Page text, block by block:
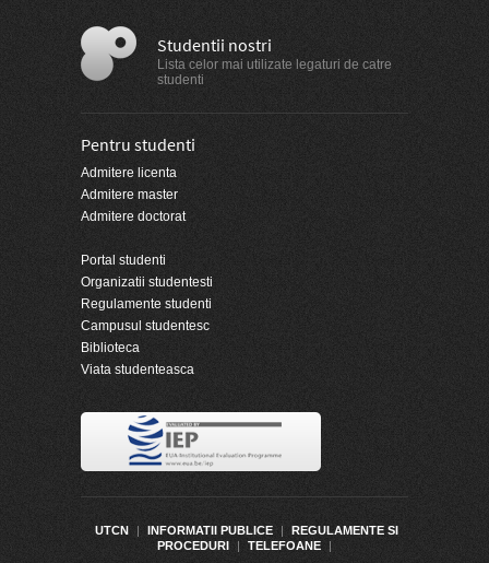
Studentii nostri
Lista celor mai utilizate legaturi de catre
studenti
Pentru studenti
Admitere licenta
Admitere master
Admitere doctorat
Portal studenti
Organizatii studentesti
Regulamente studenti
Campusul studentesc
Biblioteca
Viata studenteasca
UTCN | INFORMATII PUBLICE |
REGULAMENTE SI
PROCEDURI
| TELEFOANE |